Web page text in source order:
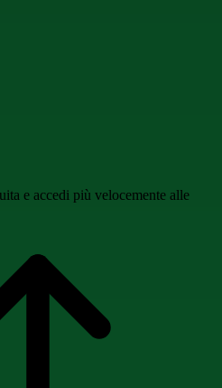
e accedi più velocemente alle